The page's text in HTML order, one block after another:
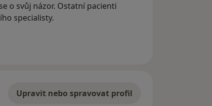
o svůj názor. Ostatní pacienti
specialisty.
Upravit nebo spravovat profil